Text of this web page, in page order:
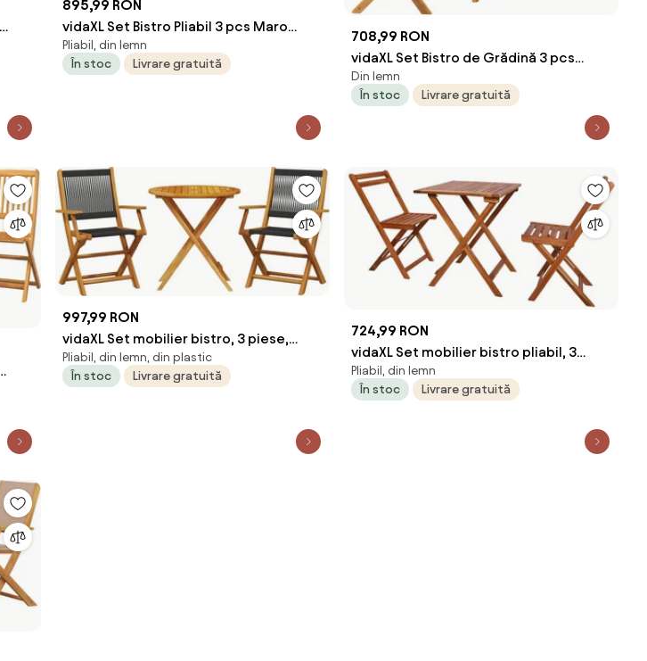
895,99 RON
vidaXL Set Bistro Pliabil 3 pcs Maro
Lemn Solid de Acacia
Pliabil, din lemn
În stoc
Livrare gratuită
708,99 RON
vidaXL Set Bistro de Grădină 3 pcs
Maro Lemn Solid de Acacia
Din lemn
În stoc
Livrare gratuită
997,99 RON
vidaXL Set mobilier bistro, 3 piese,
negru, polipropilenă lemn masiv
Pliabil, din lemn, din plastic
În stoc
Livrare gratuită
724,99 RON
vidaXL Set mobilier bistro pliabil, 3
piese, lemn masiv de acacia
Pliabil, din lemn
În stoc
Livrare gratuită